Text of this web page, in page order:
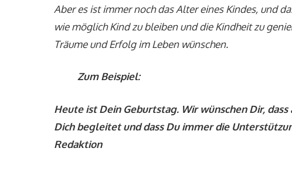
Aber es ist immer noch das Alter eines Kindes, und
wie möglich Kind zu bleiben und die Kindheit zu
Träume und Erfolg im Leben wünschen.
Zum Beispiel:
Heute ist Dein Geburtstag. Wir wünschen Dir,
Dich begleitet und dass Du immer die
Redaktion